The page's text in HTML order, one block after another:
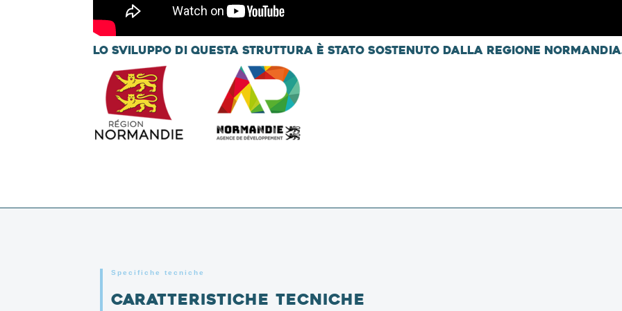
Lo sviluppo di questa struttura è stato sostenuto dalla regione
Specifiche tecniche
Caratteristiche tecniche